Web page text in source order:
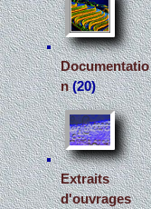
Documentatio
n(20)
Extraits
d'ouvrages